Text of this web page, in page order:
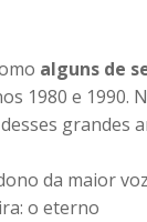
alguns de
1980 e 1990.
grandes
da maior
o eterno